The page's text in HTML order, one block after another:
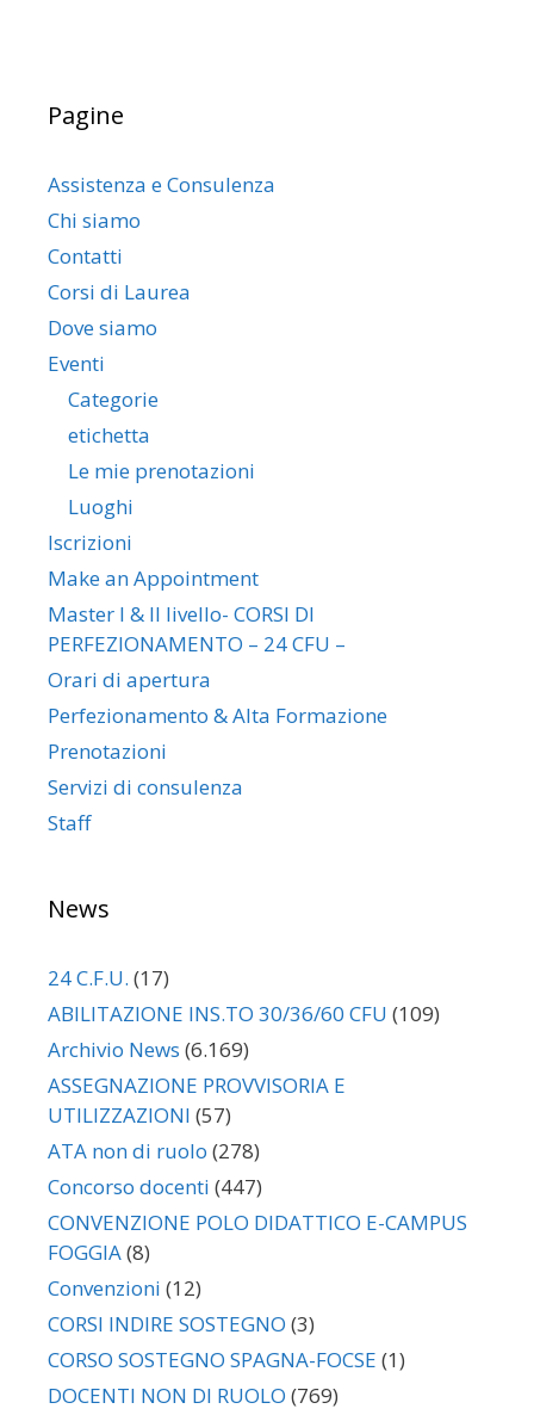
Pagine
Assistenza e Consulenza
Chi siamo
Contatti
Corsi di Laurea
Dove siamo
Eventi
Categorie
etichetta
Le mie prenotazioni
Luoghi
Iscrizioni
Make an Appointment
Master I & II livello- CORSI DI
PERFEZIONAMENTO – 24 CFU –
Orari di apertura
Perfezionamento & Alta Formazione
Prenotazioni
Servizi di consulenza
Staff
News
24 C.F.U. (17)
ABILITAZIONE INS.TO 30/36/60 CFU (109)
Archivio News (6.169)
ASSEGNAZIONE PROVVISORIA E
UTILIZZAZIONI (57)
ATA non di ruolo (278)
Concorso docenti (447)
CONVENZIONE POLO DIDATTICO E-CAMPUS
FOGGIA(8)
Convenzioni (12)
CORSI INDIRE SOSTEGNO (3)
CORSO SOSTEGNO SPAGNA-FOCSE (1)
DOCENTI NON DI RUOLO (769)